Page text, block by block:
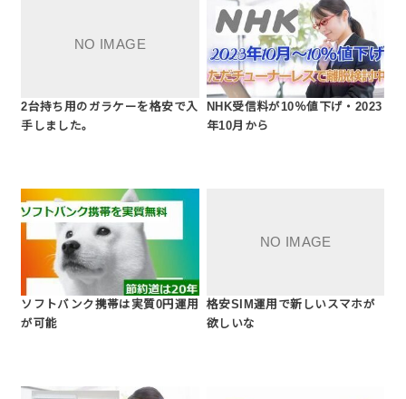
2台持ち用のガラケーを格安で入
手しました。
NHK受信料が10％値下げ・2023
年10月から
ソフトバンク携帯は実質0円運用
が可能
格安SIM運用で新しいスマホが
欲しいな